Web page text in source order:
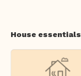
House essentials